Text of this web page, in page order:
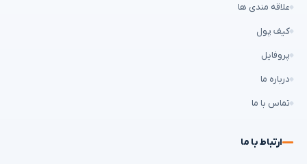
علاقه مندی ها
کیف پول
پروفایل
درباره ما
تماس با ما
ارتباط با ما